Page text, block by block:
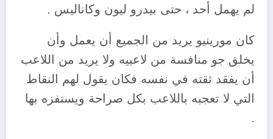
لم يهمل أحد ، حتى بيدرو ليون وكاناليس .
كان مورينيو يريد من الجميع أن يعمل وأن
يخلق جو منافسة من لاعبيه ولا يريد من اللاعب
أن يفقد ثقته في نفسه فكان يقول لهم النقاط
التي لا تعجبه باللاعب بكل صراحة ويستفزه بها
.